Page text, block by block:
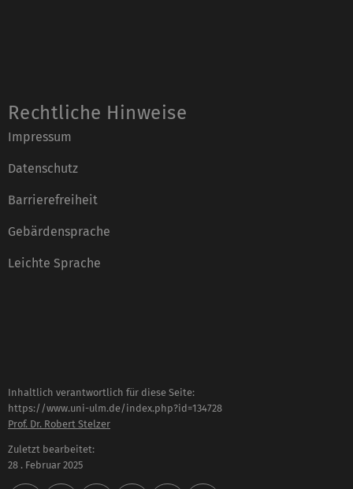
Rechtliche Hinweise
Impressum
Datenschutz
Barrierefreiheit
Gebärdensprache
Leichte Sprache
Inhaltlich verantwortlich für diese Seite:
https://www.uni-ulm.de/index.php?id=134728
Prof. Dr. Robert Stelzer
Zuletzt bearbeitet:
28 . Februar 2025